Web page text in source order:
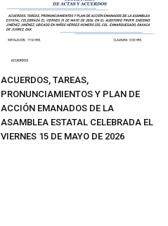
ACUERDOS, TAREAS,
PRONUNCIAMIENTOS Y PLAN DE
ACCIÓN EMANADOS DE LA
ASAMBLEA ESTATAL CELEBRADA EL
VIERNES 15 DE MAYO DE 2026